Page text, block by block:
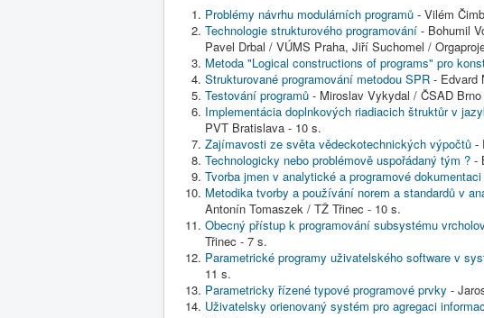
Problémy návrhu modulárních programů - Vilém
Technologie strukturového programování - Bohumil
Pavel Drbal / VÚMS Praha, Jiří Suchomel /
Metoda "Logical constructions of programs" pro
Strukturované programování metodou SPR - Edvard
Testování programů - Miroslav Vykydal / ČSAD
Implementácia doplnkových riadiacich štruktůr v
PVT Bratislava - 10 s.
Zajímavosti ze světa vědeckotechnických výpočtů -
Technologicky nebo problémově uspořádaný tým ? -
Tvorba jmen v analytické a programové dokumentaci
Metodika tvorby a používání norem a standardů v
Antonín Tomaszek / TŽ Třinec - 10 s.
Obecný přístup k programování subsystému
Třinec - 7 s.
Parametrické programy uživatelského software v
11 s.
Parametricky řízené typové programové prvky -
Uživatelsky orienovaný systém pro agregaci